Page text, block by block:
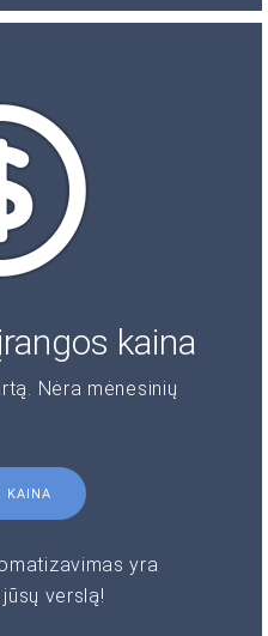
kaina
Nėra mėnesinių
KAINA
yra
verslą!